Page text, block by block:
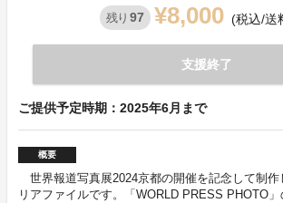
残り 97 ¥8,000 (税込/送
支援終了
ご提供予定時期：2025年6月まで
概要
世界報道写真展2024京都の開催を記念して制作
リアファイルです。「WORLD PRESS PHOTO